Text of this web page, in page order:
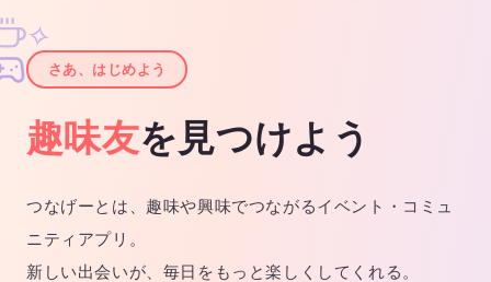
✦
✧
さあ、はじめよう
趣味友を見つけよう
つなげーとは、趣味や興味でつながるイベント・コミュ
ニティアプリ。
新しい出会いが、毎日をもっと楽しくしてくれる。